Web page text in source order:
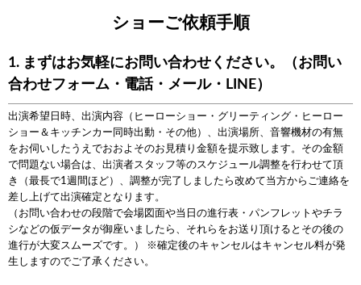
ショーご依頼手順
1. まずはお気軽にお問い合わせください。（お問い
合わせフォーム・電話・メール・LINE）
出演希望日時、出演内容（ヒーローショー・グリーティング・ヒーロー
ショー＆キッチンカー同時出動・その他）、出演場所、音響機材の有無
をお伺いしたうえでおおよそのお見積り金額を提示致します。その金額
で問題ない場合は、出演者スタッフ等のスケジュール調整を行わせて頂
き（最長で1週間ほど）、調整が完了しましたら改めて当方からご連絡を
差し上げて出演確定となります。
（お問い合わせの段階で会場図面や当日の進行表・パンフレットやチラ
シなどの仮データが御座いましたら、それらをお送り頂けるとその後の
進行が大変スムーズです。） ※確定後のキャンセルはキャンセル料が発
生しますのでご了承ください。